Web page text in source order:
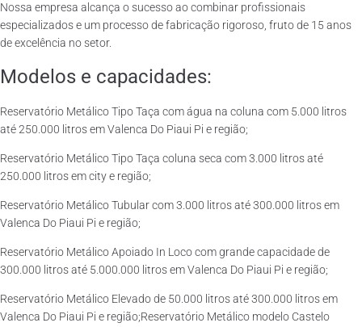
Nossa empresa alcança o sucesso ao combinar profissionais
especializados e um processo de fabricação rigoroso, fruto de 15 anos
de excelência no setor.
Modelos e capacidades:
Reservatório Metálico Tipo Taça com água na coluna com 5.000 litros
até 250.000 litros em Valenca Do Piaui Pi e região;
Reservatório Metálico Tipo Taça coluna seca com 3.000 litros até
250.000 litros em city e região;
Reservatório Metálico Tubular com 3.000 litros até 300.000 litros em
Valenca Do Piaui Pi e região;
Reservatório Metálico Apoiado In Loco com grande capacidade de
300.000 litros até 5.000.000 litros em Valenca Do Piaui Pi e região;
Reservatório Metálico Elevado de 50.000 litros até 300.000 litros em
Valenca Do Piaui Pi e região;Reservatório Metálico modelo Castelo